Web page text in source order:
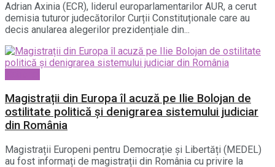
Adrian Axinia (ECR), liderul europarlamentarilor AUR, a cerut
demisia tuturor judecătorilor Curții Constituționale care au
decis anularea alegerilor prezidențiale din...
Magistrații din Europa îl acuză pe Ilie Bolojan de
ostilitate politică și denigrarea sistemului judiciar
din România
Magistrații Europeni pentru Democrație și Libertăți (MEDEL)
au fost informați de magistrații din România cu privire la